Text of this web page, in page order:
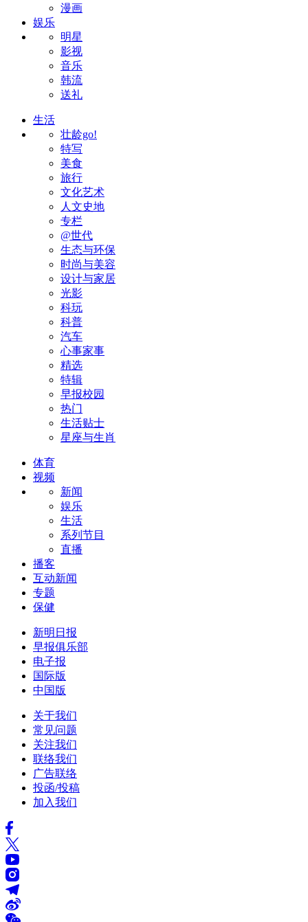
漫画
娱乐
明星
影视
音乐
韩流
送礼
生活
壮龄go!
特写
美食
旅行
文化艺术
人文史地
专栏
@世代
生态与环保
时尚与美容
设计与家居
光影
科玩
科普
汽车
心事家事
精选
特辑
早报校园
热门
生活贴士
星座与生肖
体育
视频
新闻
娱乐
生活
系列节目
直播
播客
互动新闻
专题
保健
新明日报
早报俱乐部
电子报
国际版
中国版
关于我们
常见问题
关注我们
联络我们
广告联络
投函/投稿
加入我们